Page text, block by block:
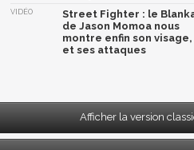
VIDÉO
Street Fighter : le
de Jason Momoa nous
montre enfin son visage,
et ses attaques
Afficher la version